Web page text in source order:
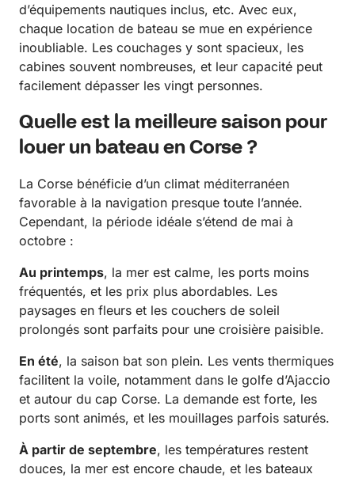
d’équipements nautiques inclus, etc. Avec eux,
chaque location de bateau se mue en expérience
inoubliable. Les couchages y sont spacieux, les
cabines souvent nombreuses, et leur capacité peut
facilement dépasser les vingt personnes.
Quelle est la meilleure saison pour
louer un bateau en Corse ?
La Corse bénéficie d’un climat méditerranéen
favorable à la navigation presque toute l’année.
Cependant, la période idéale s’étend de mai à
octobre :
Au printemps, la mer est calme, les ports moins
fréquentés, et les prix plus abordables. Les
paysages en fleurs et les couchers de soleil
prolongés sont parfaits pour une croisière paisible.
En été, la saison bat son plein. Les vents thermiques
facilitent la voile, notamment dans le golfe d’Ajaccio
et autour du cap Corse. La demande est forte, les
ports sont animés, et les mouillages parfois saturés.
À partir de septembre, les températures restent
douces, la mer est encore chaude, et les bateaux